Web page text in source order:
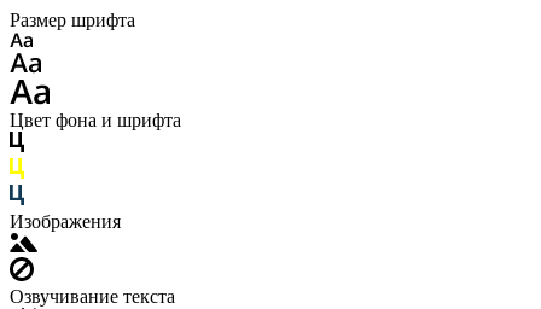
Размер шрифта
Цвет фона и шрифта
Изображения
Озвучивание текста